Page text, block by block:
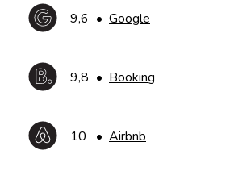
9,6 • Google
9,8 • Booking
10 • Airbnb